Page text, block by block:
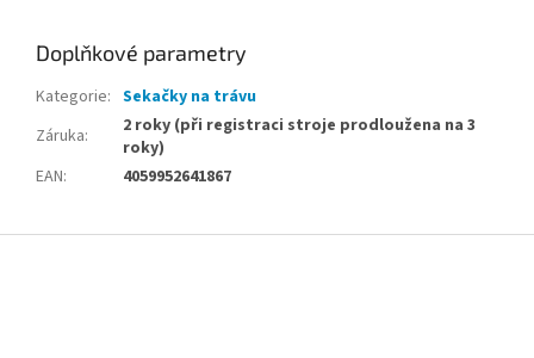
Doplňkové parametry
Kategorie: Sekačky na trávu
Záruka:
2 roky (při registraci stroje prodloužena na 3
roky)
EAN: 4059952641867